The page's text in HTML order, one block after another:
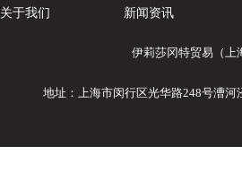
关于我们 新闻资讯
伊莉莎冈特贸易（上
地址：上海市闵行区光华路248号漕